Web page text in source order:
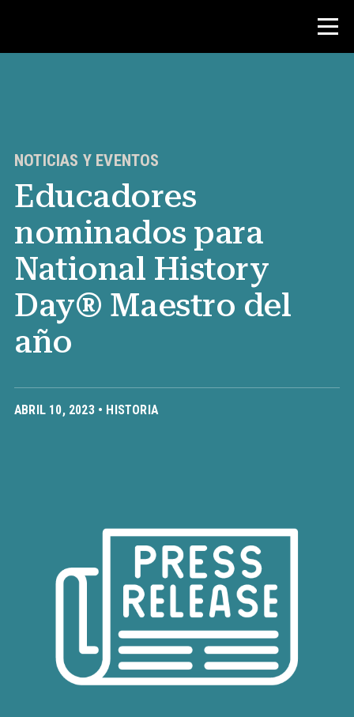
Recursos para maestros
Noticias y Eventos
Acerca de NHD ®
Involucrarse
NOTICIAS Y EVENTOS
Educadores
nominados para
National History
Day® Maestro del
año
ABRIL 10, 2023 • HISTORIA